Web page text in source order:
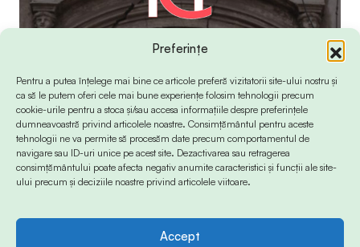
Preferințe
Pentru a putea înțelege mai bine ce articole preferă vizitatorii site-ului nostru și
ca să le putem oferi cele mai bune experiențe folosim tehnologii precum
cookie-urile pentru a stoca și/sau accesa informațiile despre preferințele
dumneavoastră privind articolele noastre. Consimțământul pentru aceste
tehnologii ne va permite să procesăm date precum comportamentul de
navigare sau ID-uri unice pe acest site. Dezactivarea sau retragerea
consimțământului poate afecta negativ anumite caracteristici și funcții ale site-
ului precum și deciziile noastre privind articolele viitoare.
Accept